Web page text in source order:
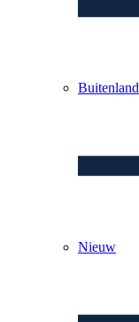
Buitenland
Nieuw